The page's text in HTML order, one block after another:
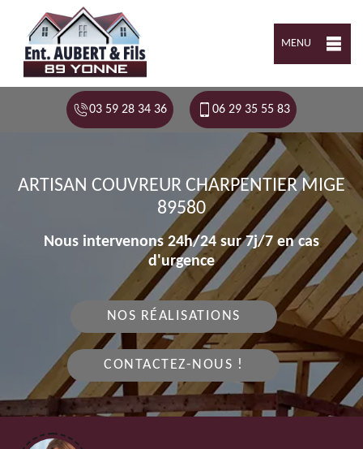
MENU
03 59 28 34 36 06 29 35 55 83
ARTISAN COUVREUR CHARPENTIER MIGE
89580
Nous intervenons 24h/24 sur 7j/7 en cas
d'urgence
NOS RÉALISATIONS
CONTACTEZ-NOUS !